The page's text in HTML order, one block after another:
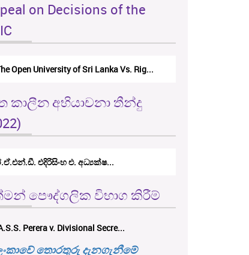
on Decisions of the
Open University of Sri Lanka Vs. Rig...
කාලීන අභියාචනා තීන්දු
එදිරිසිංහ එ. අධ්‍යක්ෂ...
පෞද්ගලික විභාග කිරීම්
Perera v. Divisional Secre...
තොරතුරු දැනගැනීමේ